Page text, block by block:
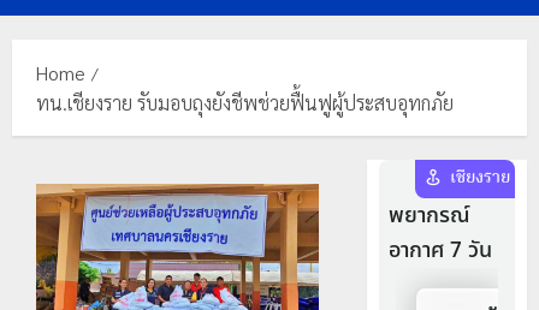
Menu
Home
ทน.เชียงราย รับมอบถุงยังชีพช่วยฟื้นฟูผู้ประสบอุทกภัย